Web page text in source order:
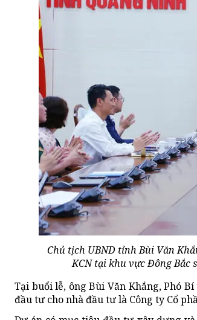
Chủ tịch UBND tỉnh Bùi Văn
KCN tại khu vực Đông Bắc
Tại buổi lễ, ông Bùi Văn Khắng, Phó
đầu tư cho nhà đầu tư là Công ty Cổ